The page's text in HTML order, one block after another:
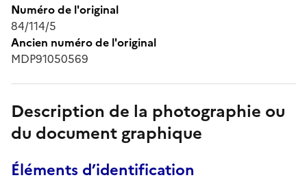
Numéro de l'original
84/114/5
Ancien numéro de l'original
MDP91050569
Description de la photographie ou
du document graphique
Éléments d’identification